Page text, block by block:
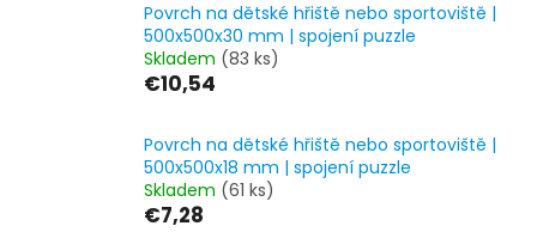
Povrch na dětské hřiště nebo sportoviště |
500x500x30 mm | spojení puzzle
Skladem (83 ks)
€10,54
Povrch na dětské hřiště nebo sportoviště |
500x500x18 mm | spojení puzzle
Skladem (61 ks)
€7,28